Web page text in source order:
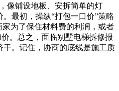
像铺设地板、安拆简单的灯
最初，操纵“打包一口价”策略
为了保住材料费的利润，或者
。总之，面临别墅电梯拆修报
。记住，协商的底线是施工质